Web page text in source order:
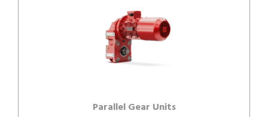
Parallel Gear Units